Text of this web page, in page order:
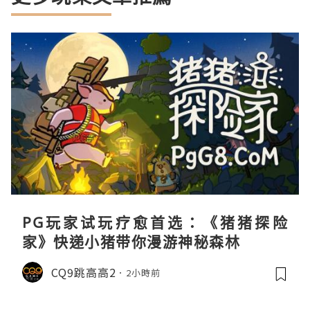
PG玩家试玩疗愈首选：《猪猪探险
家》快递小猪带你漫游神秘森林
CQ9跳高高2 2小時前